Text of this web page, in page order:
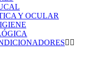
Y OCULAR